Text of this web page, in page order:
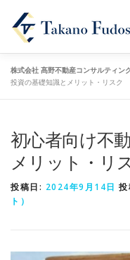
ホーム 会社概要
お問い合わせ
株式会社 髙野不動産コンサルティン
投資の基礎知識とメリット・リスク
初心者向け不
メリット・リ
投稿日: 2024年9月14日 投
ト）